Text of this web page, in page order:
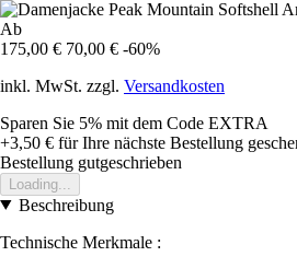
Ab
175,00 € 70,00 € -60%
inkl. MwSt. zzgl. Versandkosten
Sparen Sie 5% mit dem Code EXTRA
+3,50 € für Ihre nächste Bestellung
Bestellung gutgeschrieben
Loading...
Beschreibung
Technische Merkmale :